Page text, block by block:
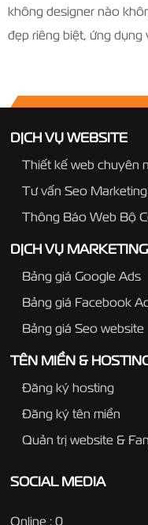
không designer nào
đẹp riêng biệt, ứng dụng
DỊCH VỤ WEBSITE
Thiết kế web chuyên
Tư vấn Seo
Thông Báo Web Bộ
DỊCH VỤ MARKETING
Bảng giá Google Ads
Bảng giá Facebook
Bảng giá Seo website
TÊN MIỀN &
Đăng ký hosting
Đăng ký tên miền
Quản trị website &
SOCIALMEDIA
Online : 0